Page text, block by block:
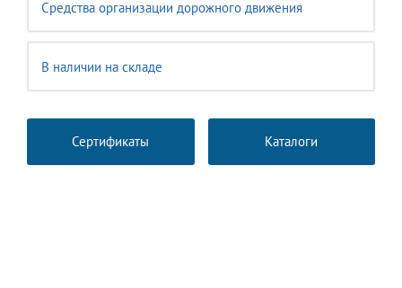
Средства организации дорожного движения
В наличии на складе
Сертификаты Каталоги